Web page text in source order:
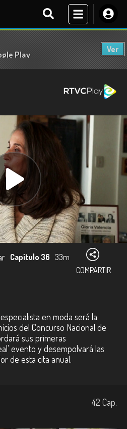
Play
Ver
Capítulo 36 33m
COMPARTIR
en moda será la
del Concurso Nacional de
sus primeras
evento y desempolvará las
de esta cita anual.
42 Cap.